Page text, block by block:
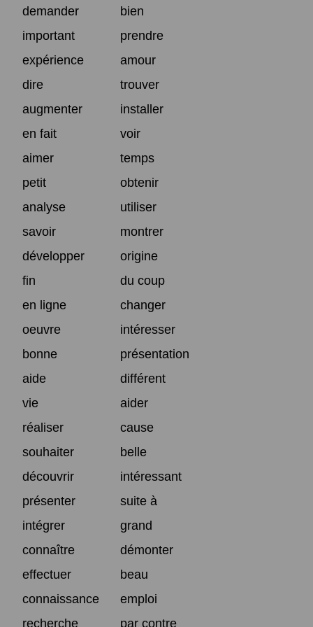
demander
bien
important
prendre
expérience
amour
dire
trouver
augmenter
installer
en fait
voir
aimer
temps
petit
obtenir
analyse
utiliser
savoir
montrer
développer
origine
fin
du coup
en ligne
changer
oeuvre
intéresser
bonne
présentation
aide
différent
vie
aider
réaliser
cause
souhaiter
belle
découvrir
intéressant
présenter
suite à
intégrer
grand
connaître
démonter
effectuer
beau
connaissance
emploi
recherche
par contre